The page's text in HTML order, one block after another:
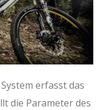
erfasst das
die Parameter des